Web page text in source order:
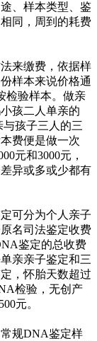
、样本类型、鉴
同，周到的耗费
来缴费，依据样
样本来说价格通
检验样本。做亲
孩二人单亲的
孩子三人的三
费便是做一次
元和3000元，
异或多或少都有
可分为个人亲子
名司法鉴定收费
鉴定的总收费
亲亲子鉴定和三
，怀胎天数超过
检验，无创产
元。
规DNA鉴定样